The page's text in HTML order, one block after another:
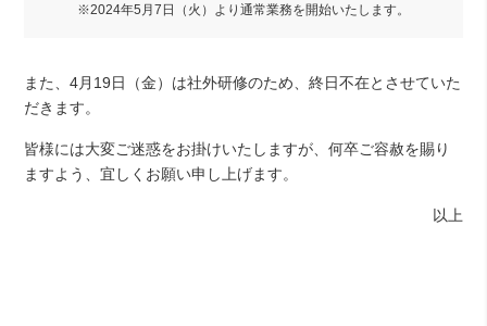
※2024年5月7日（火）より通常業務を開始いたします。
また、4月19日（金）は社外研修のため、終日不在とさせていた
だきます。
皆様には大変ご迷惑をお掛けいたしますが、何卒ご容赦を賜り
ますよう、宜しくお願い申し上げます。
以上